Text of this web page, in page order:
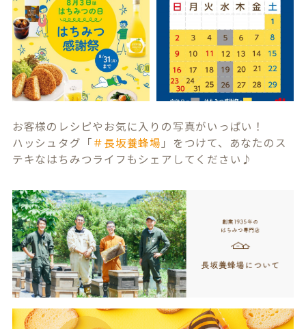
お客様のレシピやお気に入りの写真がいっぱい！
ハッシュタグ「＃長坂養蜂場 」をつけて、あなたのス
テキなはちみつライフもシェアしてください♪